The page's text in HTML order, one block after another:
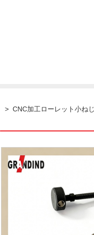
> CNC加工ローレット小ねじ